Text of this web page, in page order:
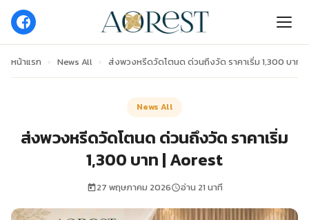
หน้าแรก › News All › ส่งพวงหรีดวัดโตนด ด่วนถึงวัด ราคาเริ่ม 1,300 บาท
News All
ส่งพวงหรีดวัดโตนด ด่วนถึงวัด ราคาเริ่ม
1,300 บาท | Aorest
27 พฤษภาคม 2026 อ่าน 21 นาที